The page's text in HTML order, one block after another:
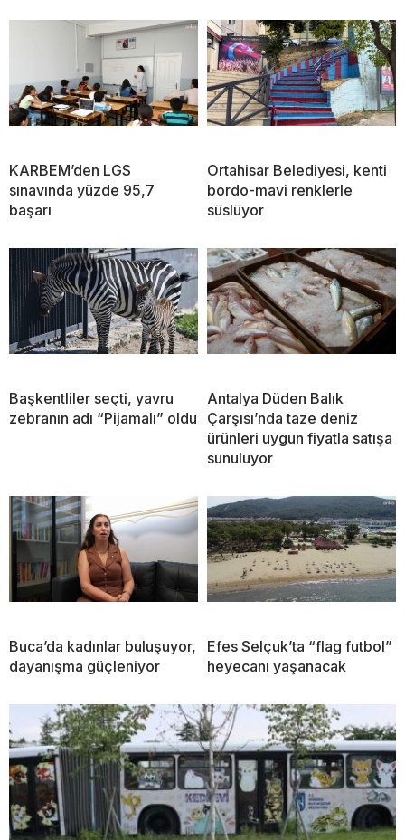
KARBEM’den LGS
sınavında yüzde 95,7
başarı
Ortahisar Belediyesi, kenti
bordo-mavi renklerle
süslüyor
Başkentliler seçti, yavru
zebranın adı “Pijamalı” oldu
Antalya Düden Balık
Çarşısı’nda taze deniz
ürünleri uygun fiyatla satışa
sunuluyor
Buca’da kadınlar buluşuyor,
dayanışma güçleniyor
Efes Selçuk’ta “flag futbol”
heyecanı yaşanacak